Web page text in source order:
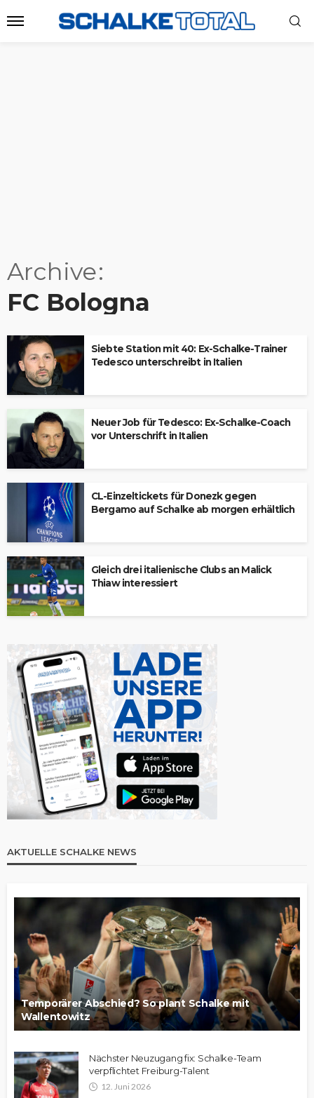
Archive
FC Bologna
Siebte Station mit 40: Ex-Schalke-Trainer
Tedesco unterschreibt in Italien
Neuer Job für Tedesco: Ex-Schalke-Coach
vor Unterschrift in Italien
CL-Einzeltickets für Donezk gegen
Bergamo auf Schalke ab morgen erhältlich
Gleich drei italienische Clubs an Malick
Thiaw interessiert
AKTUELLE SCHALKE NEWS
Temporärer Abschied? So plant Schalke mit
Wallentowitz
Nächster Neuzugang fix: Schalke-Team
verpflichtet Freiburg-Talent
12. Juni 2026